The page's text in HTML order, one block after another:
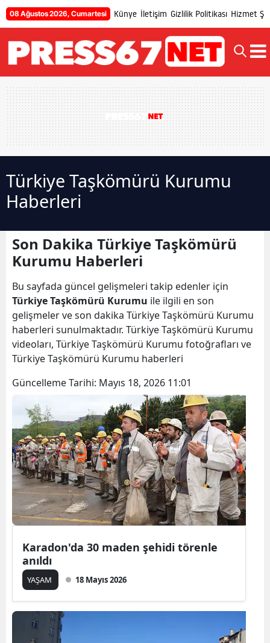
08 Ağustos 2026, Cumartesi Künye İletişim Gizlilik Politikası Hizmet
Türkiye Taşkömürü Kurumu
Haberleri
Son Dakika Türkiye Taşkömürü
Kurumu Haberleri
Bu sayfada güncel gelişmeleri takip edenler için
Türkiye Taşkömürü Kurumu ile ilgili en son
gelişmeler ve son dakika Türkiye Taşkömürü Kurumu
haberleri sunulmaktadır. Türkiye Taşkömürü Kurumu
videoları, Türkiye Taşkömürü Kurumu fotoğrafları ve
Türkiye Taşkömürü Kurumu haberleri
Güncelleme Tarihi: Mayıs 18, 2026 11:01
Karadon'da 30 maden şehidi törenle
anıldı
YAŞAM 18 Mayıs 2026